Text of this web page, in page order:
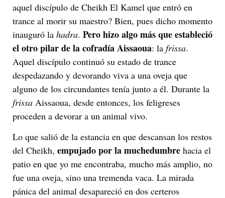
aquel discípulo de Cheikh El Kamel que entró en
trance al morir su maestro? Bien, pues dicho momento
inauguró la hadra. Pero hizo algo más que estableció
el otro pilar de la cofradía Aissaoua: la frissa.
Aquel discípulo continuó su estado de trance
despedazando y devorando viva a una oveja que
alguno de los circundantes tenía junto a él. Durante la
frissa Aissaoua, desde entonces, los feligreses
proceden a devorar a un animal vivo.
Lo que salió de la estancia en que descansan los restos
del Cheikh, empujado por la muchedumbre hacia el
patio en que yo me encontraba, mucho más amplio, no
fue una oveja, sino una tremenda vaca. La mirada
pánica del animal desapareció en dos certeros